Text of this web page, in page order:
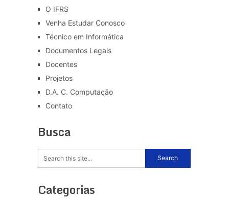
O IFRS
Venha Estudar Conosco
Técnico em Informática
Documentos Legais
Docentes
Projetos
D.A. C. Computação
Contato
Busca
Categorias